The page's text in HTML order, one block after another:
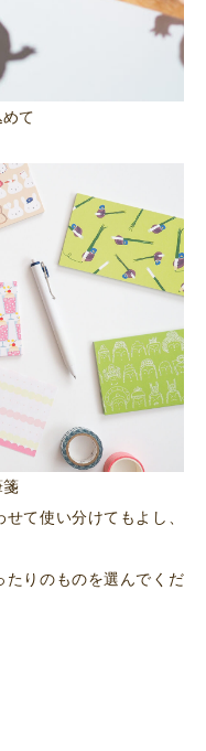
て
箋
て使い分けてもよし、
たりのものを選んでくだ